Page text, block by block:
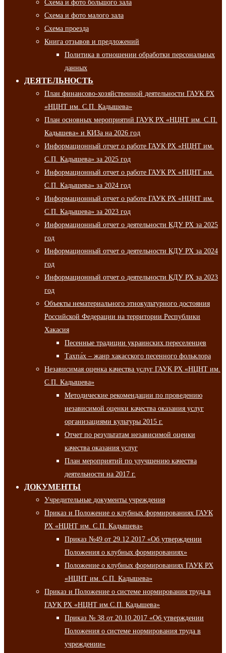
Схема и фото большого зала
Схема и фото малого зала
Схема проезда
Книга отзывов и предложений
Политика в отношении обработки персональных
данных
ДЕЯТЕЛЬНОСТЬ
План финансово-хозяйственной деятельности ГАУК РХ
«НЦНТ им. С.П. Кадышева»
План основных мероприятий ГАУК РХ «НЦНТ им. С.П.
Кадышева» и КИЗа на 2026 год
Информационный отчет о работе ГАУК РХ «НЦНТ им.
С.П. Кадышева» за 2025 год
Информационный отчет о работе ГАУК РХ «НЦНТ им.
С.П. Кадышева» за 2024 год
Информационный отчет о работе ГАУК РХ «НЦНТ им.
С.П. Кадышева» за 2023 год
Информационный отчет о деятельности КДУ РХ за 2025
год
Информационный отчет о деятельности КДУ РХ за 2024
год
Информационный отчет о деятельности КДУ РХ за 2023
год
Объекты нематериального этнокультурного достояния
Российской Федерации на территории Республики
Хакасия
Песенные традиции украинских переселенцев
Тахпа́х – жанр хакасского песенного фольклора
Независимая оценка качества услуг ГАУК РХ «НЦНТ им.
С.П. Кадышева»
Методические рекомендации по проведению
независимой оценки качества оказания услуг
организациями культуры 2015 г.
Отчет по результатам независимой оценки
качества оказания услуг
План мероприятий по улучшению качества
деятельности на 2017 г.
ДОКУМЕНТЫ
Учредительные документы учреждения
Приказ и Положение о клубных формированиях ГАУК
РХ «НЦНТ им. С.П. Кадышева»
Приказ №49 от 29.12.2017 «Об утверждении
Положения о клубных формированиях»
Положение о клубных формированиях ГАУК РХ
«НЦНТ им. С.П. Кадышева»
Приказ и Положение о системе нормирования труда в
ГАУК РХ «НЦНТ им.С.П. Кадышева»
Приказ № 38 от 20.10.2017 «Об утверждении
Положения о системе нормирования труда в
учреждении»